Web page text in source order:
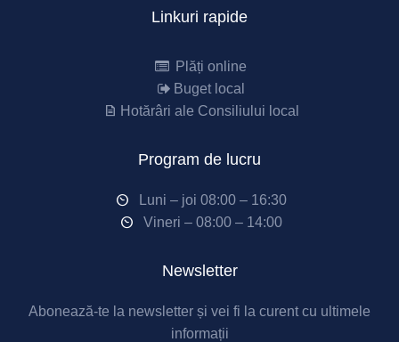
Linkuri rapide
Plăți online
Buget local
Hotărâri ale Consiliului local
Program de lucru
Luni – joi 08:00 – 16:30
Vineri – 08:00 – 14:00
Newsletter
Abonează-te la newsletter și vei fi la curent cu ultimele
informații